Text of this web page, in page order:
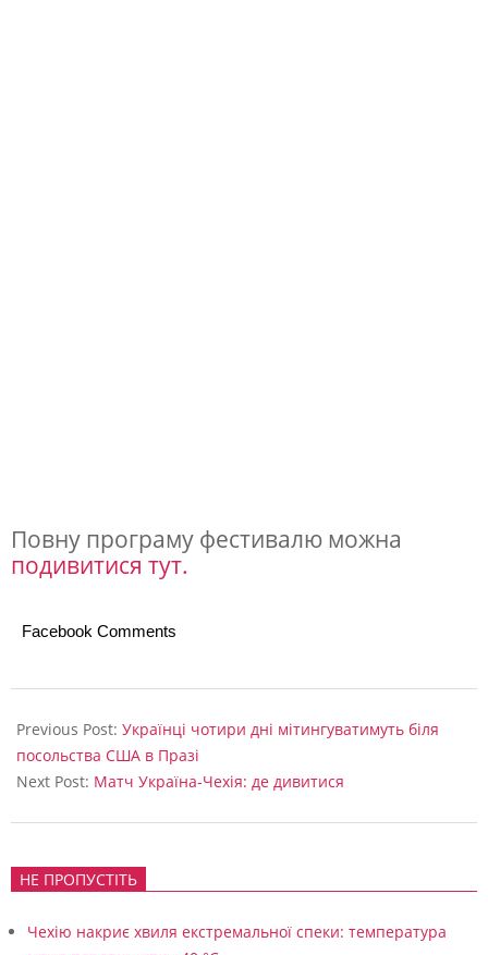
ц
і
в
у
д
Повну програму фестивалю можна
подивитися тут.
Facebook Comments
09-
09
Previous Post: Українці чотири дні мітингуватимуть біля
посольства США в Празі
Next Post: Матч Україна-Чехія: де дивитися
НЕ ПРОПУСТІТЬ
Чехію накриє хвиля екстремальної спеки: температура